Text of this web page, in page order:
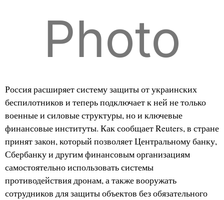
Photo
Россия расширяет систему защиты от украинских
беспилотников и теперь подключает к ней не только
военные и силовые структуры, но и ключевые
финансовые институты. Как сообщает Reuters, в стране
принят закон, который позволяет Центральному банку,
Сбербанку и другим финансовым организациям
самостоятельно использовать системы
противодействия дронам, а также вооружать
сотрудников для защиты объектов без обязательного